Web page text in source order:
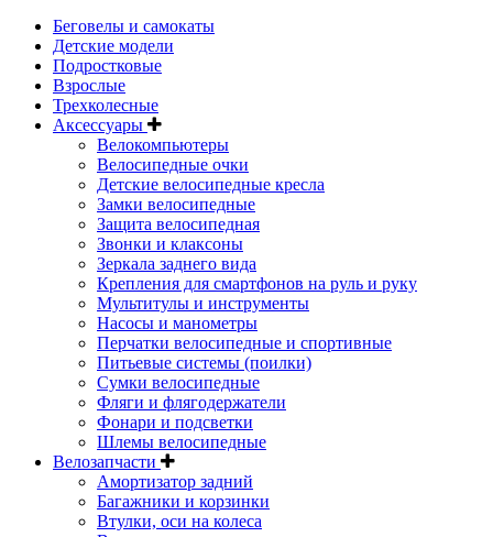
Беговелы и самокаты
Детские модели
Подростковые
Взрослые
Трехколесные
Аксессуары
Велокомпьютеры
Велосипедные очки
Детские велосипедные кресла
Замки велосипедные
Защита велосипедная
Звонки и клаксоны
Зеркала заднего вида
Крепления для смартфонов на руль и руку
Мультитулы и инструменты
Насосы и манометры
Перчатки велосипедные и спортивные
Питьевые системы (поилки)
Сумки велосипедные
Фляги и флягодержатели
Фонари и подсветки
Шлемы велосипедные
Велозапчасти
Амортизатор задний
Багажники и корзинки
Втулки, оси на колеса